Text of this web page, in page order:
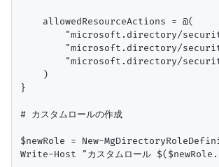
    allowedResourceActions = @(
"microsoft.directory/
"microsoft.directory/
"microsoft.directory/
    )
}
# カスタムロールの作成
$newRole = New-
Write-Host "カスタムロール